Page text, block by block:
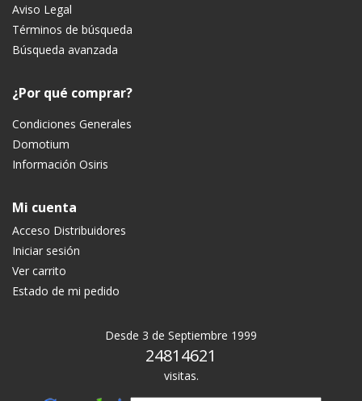
Aviso Legal
Términos de búsqueda
Búsqueda avanzada
¿Por qué comprar?
Condiciones Generales
Domotium
Información Osiris
Mi cuenta
Acceso Distribuidores
Iniciar sesión
Ver carrito
Estado de mi pedido
Desde 3 de Septiembre 1999
24814621
visitas.